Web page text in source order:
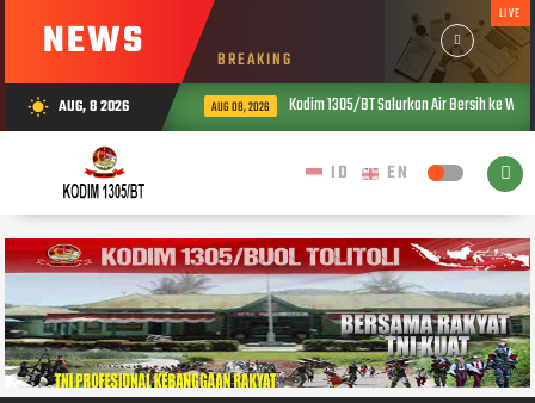
NEWS BREAKING
LIVE
wb_sunny AUG, 8 2026 AUG 08, 2026 Kodim 1305/BT Salurkan Air Bersih ke